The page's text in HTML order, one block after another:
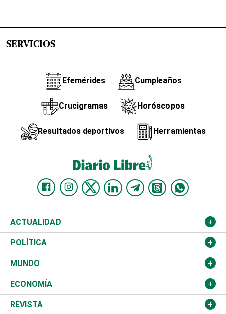
SERVICIOS
Efemérides Cumpleaños
Crucigramas Horóscopos
Resultados deportivos Herramientas
ACTUALIDAD
Nacional
Ciudad
Educación
Salud
POLÍTICA
Partidos
JCE
TSE
MUNDO
Estados Unidos
América Latina
ECONOMÍA
Finanzas
REVISTA